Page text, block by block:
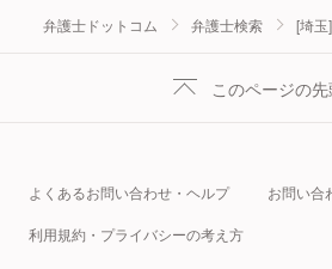
弁護士ドットコム 弁護士検索 [埼
このページの
よくあるお問い合わせ・ヘルプ お問い合
利用規約・プライバシーの考え方